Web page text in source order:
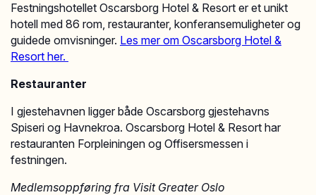
Festningshotellet Oscarsborg Hotel & Resort er et unikt
hotell med 86 rom, restauranter, konferansemuligheter og
guidede omvisninger. Les mer om Oscarsborg Hotel &
Resort her.
Restauranter
I gjestehavnen ligger både Oscarsborg gjestehavns
Spiseri og Havnekroa. Oscarsborg Hotel & Resort har
restauranten Forpleiningen og Offisersmessen i
festningen.
Medlemsoppføring fra Visit Greater Oslo